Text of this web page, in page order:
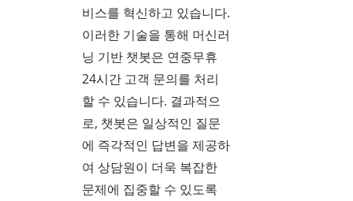
비스를 혁신하고 있습니다.
이러한 기술을 통해 머신러
닝 기반 챗봇은 연중무휴
24시간 고객 문의를 처리
할 수 있습니다. 결과적으
로, 챗봇은 일상적인 질문
에 즉각적인 답변을 제공하
여 상담원이 더욱 복잡한
문제에 집중할 수 있도록